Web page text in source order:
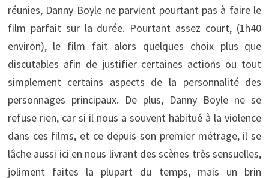
réunies, Danny Boyle ne parvient pourtant pas à faire le
film parfait sur la durée. Pourtant assez court, (1h40
environ), le film fait alors quelques choix plus que
discutables afin de justifier certaines actions ou tout
simplement certains aspects de la personnalité des
personnages principaux. De plus, Danny Boyle ne se
refuse rien, car si il nous a souvent habitué à la violence
dans ces films, et ce depuis son premier métrage, il se
lâche aussi ici en nous livrant des scènes très sensuelles,
joliment faites la plupart du temps, mais un brin